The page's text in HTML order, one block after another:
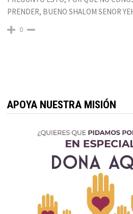
PRENDER, BUENO SHALOM SENOR
0
APOYA NUESTRA MISIÓN